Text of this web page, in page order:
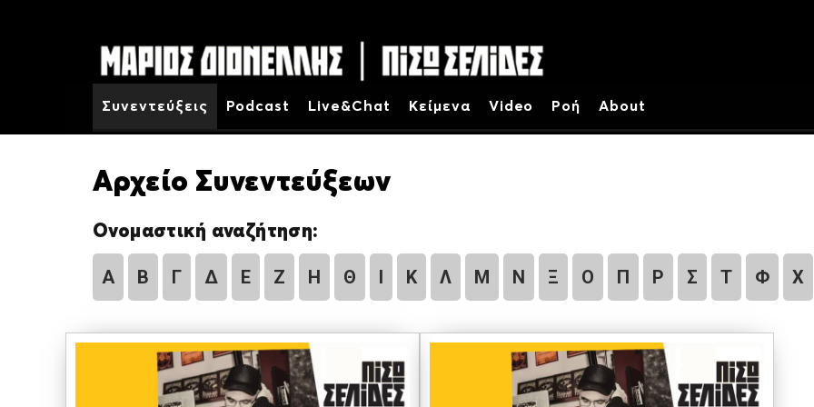
Συνεντεύξεις Podcast Live&Chat Κείμενα Video Ροή About
Αρχείο Συνεντεύξεων
Ονομαστική αναζήτηση:
Α Β Γ Δ Ε Ζ Η Θ Ι Κ Λ Μ Ν Ξ Ο Π Ρ Σ Τ Φ Χ